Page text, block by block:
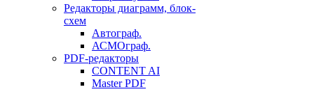
Редакторы диаграмм, блок-
схем
Автограф.
АСМОграф.
PDF-редакторы
CONTENT AI
Master PDF